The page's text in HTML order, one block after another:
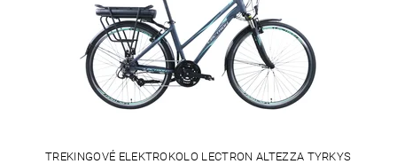
TREKINGOVÉ ELEKTROKOLO LECTRON ALTEZZA TYRKYS